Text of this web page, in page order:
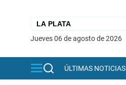
jueves 06 de agosto de 2026
ÚLTIMAS NOTICIAS